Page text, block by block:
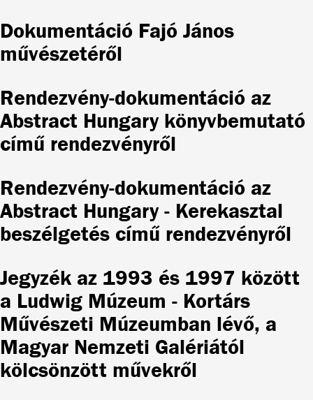
Dokumentáció Fajó János
művészetéről
Rendezvény-dokumentáció az
Abstract Hungary könyvbemutató
című rendezvényről
Rendezvény-dokumentáció az
Abstract Hungary - Kerekasztal
beszélgetés című rendezvényről
Jegyzék az 1993 és 1997 között
a Ludwig Múzeum - Kortárs
Művészeti Múzeumban lévő, a
Magyar Nemzeti Galériától
kölcsönzött művekről